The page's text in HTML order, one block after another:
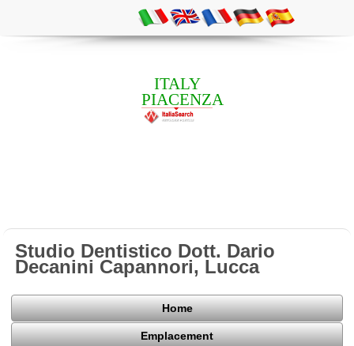
ITALY
PIACENZA
Studio Dentistico Dott. Dario
Decanini Capannori, Lucca
Home
Emplacement